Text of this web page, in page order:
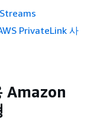
PrivateLink 사
Amazon